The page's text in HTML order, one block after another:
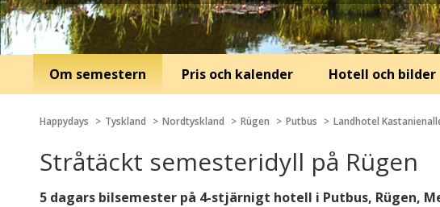
Om semestern Pris och kalender Hotell och bilder
Happydays Tyskland Nordtyskland Rügen Putbus Landhotel
Stråtäckt semesteridyll på Rügen
5 dagars bilsemester på 4-stjärnigt hotell i Putbus, Rügen,